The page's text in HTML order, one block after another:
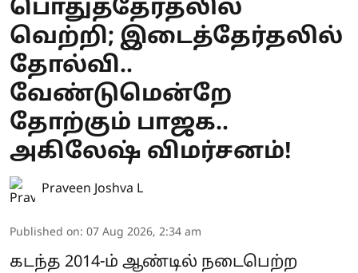
பொதுத்தேர்தலில்
வெற்றி; இடைத்தேர்தலில்
தோல்வி..
வேண்டுமென்றே
தோற்கும் பாஜக..
அகிலேஷ் விமர்சனம்!
Praveen Joshva L
Published on: 07 Aug 2026, 2:34 am
கடந்த 2014-ம் ஆண்டில் நடைபெற்ற